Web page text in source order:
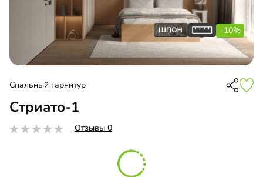
-10%
Спальный гарнитур
Стриато-1
Отзывы 0